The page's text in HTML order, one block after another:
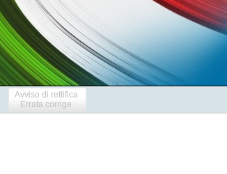
Avviso di rettifica
Errata corrige